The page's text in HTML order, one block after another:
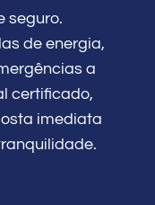
seguro.
de energia,
a
certificado,
imediata